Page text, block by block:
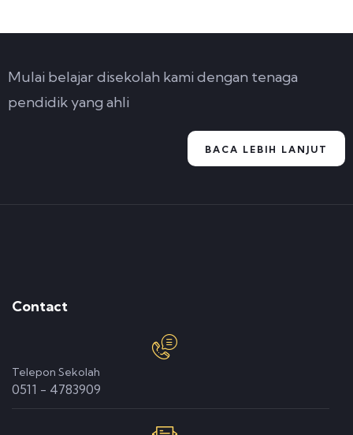
Mulai belajar disekolah kami dengan tenaga
pendidik yang ahli
BACA LEBIH LANJUT
Contact
Telepon Sekolah
0511 - 4783909